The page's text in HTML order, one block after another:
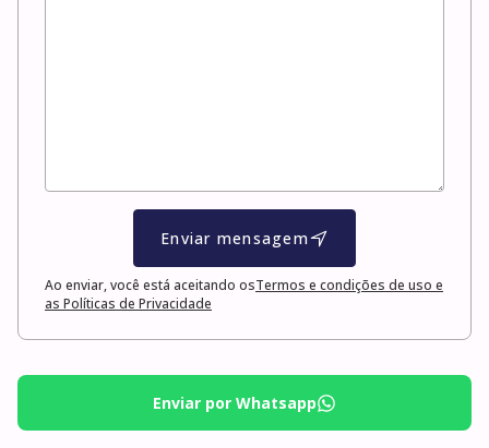
Enviar mensagem
Ao enviar, você está aceitando osTermos e condições de uso e
as Políticas de Privacidade
Enviar por Whatsapp